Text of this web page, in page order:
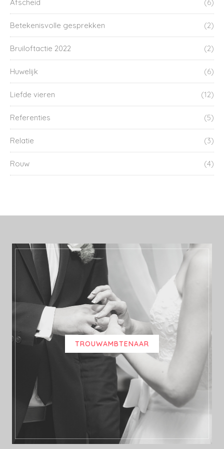
Afscheid (6)
Betekenisvolle gesprekken (2)
Bruiloftactie 2022 (2)
Huwelijk (6)
Liefde vieren (12)
Referenties (5)
Relatie (3)
Rouw (4)
TROUWAMBTENAAR